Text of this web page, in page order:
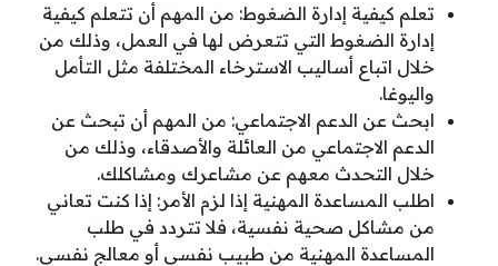
تعلم كيفية إدارة الضغوط: من المهم أن تتعلم كيفية
إدارة الضغوط التي تتعرض لها في العمل، وذلك من
خلال اتباع أساليب الاسترخاء المختلفة مثل التأمل
واليوغا.
ابحث عن الدعم الاجتماعي: من المهم أن تبحث عن
الدعم الاجتماعي من العائلة والأصدقاء، وذلك من
خلال التحدث معهم عن مشاعرك ومشاكلك.
اطلب المساعدة المهنية إذا لزم الأمر: إذا كنت تعاني
من مشاكل صحية نفسية، فلا تتردد في طلب
المساعدة المهنية من طبيب نفسي أو معالج نفسي.